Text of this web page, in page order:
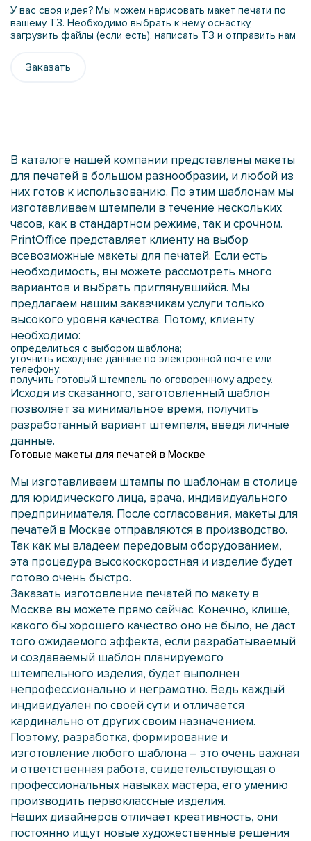
У вас своя идея? Мы можем нарисовать макет печати по
вашему ТЗ. Необходимо выбрать к нему оснастку,
загрузить файлы (если есть), написать ТЗ и отправить нам
Заказать
В каталоге нашей компании представлены макеты
для печатей в большом разнообразии, и любой из
них готов к использованию. По этим шаблонам мы
изготавливаем штемпели в течение нескольких
часов, как в стандартном режиме, так и срочном.
PrintOffice представляет клиенту на выбор
всевозможные макеты для печатей. Если есть
необходимость, вы можете рассмотреть много
вариантов и выбрать приглянувшийся. Мы
предлагаем нашим заказчикам услуги только
высокого уровня качества. Потому, клиенту
необходимо:
определиться с выбором шаблона;
уточнить исходные данные по электронной почте или
телефону;
получить готовый штемпель по оговоренному адресу.
Исходя из сказанного, заготовленный шаблон
позволяет за минимальное время, получить
разработанный вариант штемпеля, введя личные
данные.
Готовые макеты для печатей в Москве
Мы изготавливаем штампы по шаблонам в столице
для юридического лица, врача, индивидуального
предпринимателя. После согласования, макеты для
печатей в Москве отправляются в производство.
Так как мы владеем передовым оборудованием,
эта процедура высокоскоростная и изделие будет
готово очень быстро.
Заказать изготовление печатей по макету в
Москве вы можете прямо сейчас. Конечно, клише,
какого бы хорошего качество оно не было, не даст
того ожидаемого эффекта, если разрабатываемый
и создаваемый шаблон планируемого
штемпельного изделия, будет выполнен
непрофессионально и неграмотно. Ведь каждый
индивидуален по своей сути и отличается
кардинально от других своим назначением.
Поэтому, разработка, формирование и
изготовление любого шаблона – это очень важная
и ответственная работа, свидетельствующая о
профессиональных навыках мастера, его умению
производить первоклассные изделия.
Наших дизайнеров отличает креативность, они
постоянно ищут новые художественные решения